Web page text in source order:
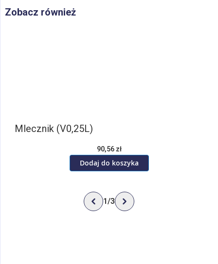
Zobacz również
Mlecznik (V0,25L)
90,56 zł
Dodaj do koszyka
1/3